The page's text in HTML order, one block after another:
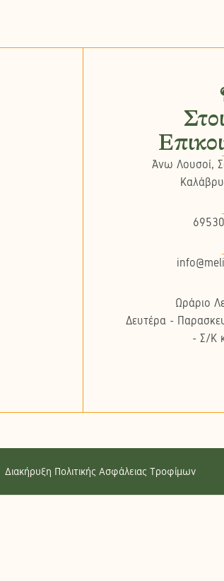
Άνω Λουσοί,
Ωράριο
Δευτέρα -
- Σ/K
Διακήρυξη Πολιτικής Ασφάλειας Τροφίμων